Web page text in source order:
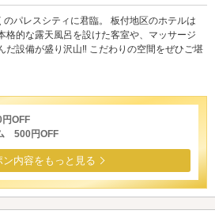
パレスシティに君臨。 板付地区のホテルは
的な露天風呂を設けた客室や、マッサージ
だ設備が盛り沢山‼ こだわりの空間をぜひご堪
OFF
500円OFF
ン内容をもっと見る